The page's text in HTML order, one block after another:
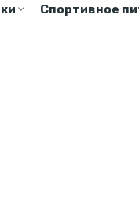
Спортивное